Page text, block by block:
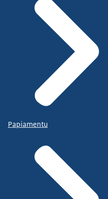
Papiamentu